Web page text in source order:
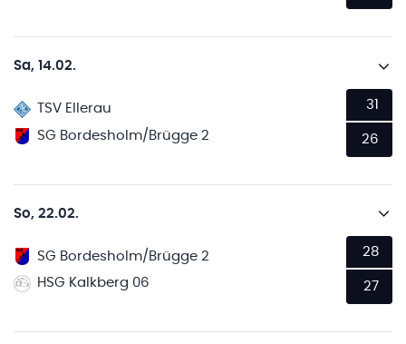
Sa, 14.02.
TSV Ellerau
SG Bordesholm/Brügge 2
31
26
So, 22.02.
SG Bordesholm/Brügge 2
HSG Kalkberg 06
28
27